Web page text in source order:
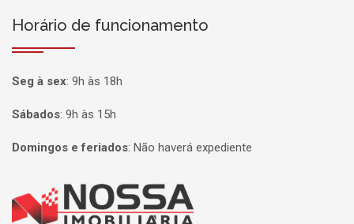
Horário de funcionamento
Seg à sex: 9h às 18h
Sábados: 9h às 15h
Domingos e feriados: Não haverá expediente
Página inicial